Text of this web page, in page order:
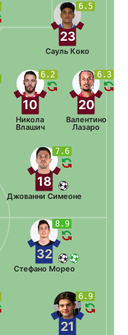
6.5
23
Сауль Коко
6.3
20
Валентино
Лазаро
6.2
10
Никола
Влашич
7.6
18
Джованни Симеоне
6.9
21
8.9
32
Стефано Морео